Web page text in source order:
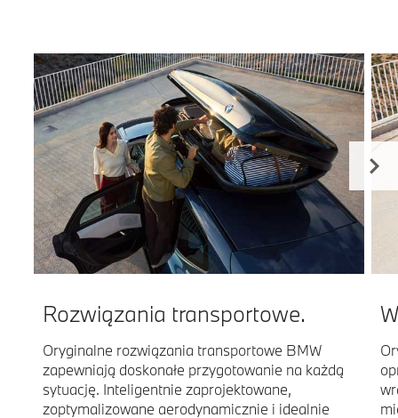
Rozwiązania transportowe.
Oryginalne rozwiązania transportowe BMW
zapewniają doskonałe przygotowanie na każdą
sytuację. Inteligentnie zaprojektowane,
zoptymalizowane aerodynamicznie i idealnie